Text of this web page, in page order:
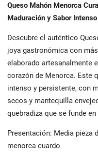
Queso Mahón Menorca
Maduración y Sabor Intenso
Descubre el auténtico
joya gastronómica con
elaborado artesanalmente
corazón de Menorca. Este
intenso y persistente, con
secos y mantequilla
quebradiza que se funde
Presentación: Media pieza
menorca cuardo